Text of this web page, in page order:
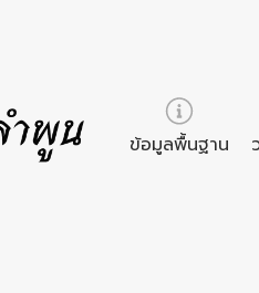
ข้อมูลพื้นฐาน